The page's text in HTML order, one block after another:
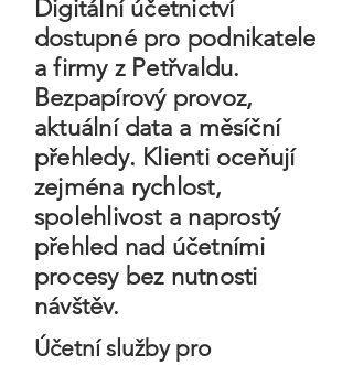
Digitální účetnictví
dostupné pro podnikatele
a firmy z Petřvaldu.
Bezpapírový provoz,
aktuální data a měsíční
přehledy. Klienti oceňují
zejména rychlost,
spolehlivost a naprostý
přehled nad účetními
procesy bez nutnosti
návštěv.
Účetní služby pro